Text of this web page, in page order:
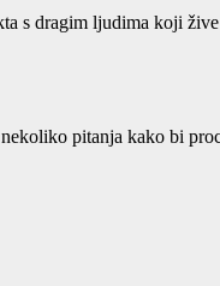
s dragim ljudima koji
pitanja kako bi